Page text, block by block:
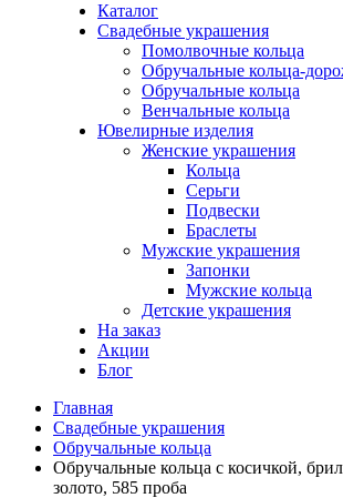
Каталог
Свадебные украшения
Помолвочные кольца
Обручальные кольца-
Обручальные кольца
Венчальные кольца
Ювелирные изделия
Женские украшения
Кольца
Серьги
Подвески
Браслеты
Мужские украшения
Запонки
Мужские кольца
Детские украшения
На заказ
Акции
Блог
Главная
Свадебные украшения
Обручальные кольца
Обручальные кольца с косичкой,
золото, 585 проба